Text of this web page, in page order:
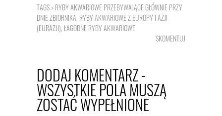
TAGS >RYBY AKWARIOWE PRZEBYWAJĄCE GŁÓWNIE PRZY
DNIE ZBIORNIKA, RYBY AKWARIOWE Z EUROPY I AZJI
(EURAZJI),ŁAGODNE RYBY AKWARIOWE
SKOMENTUJ
DODAJ KOMENTARZ -
WSZYSTKIE POLA MUSZĄ
ZOSTAĆ WYPEŁNIONE